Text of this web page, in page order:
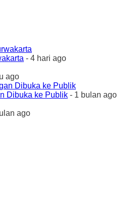
- 4 hari ago
ago
Dibuka ke Publik - 1 bulan ago
ago